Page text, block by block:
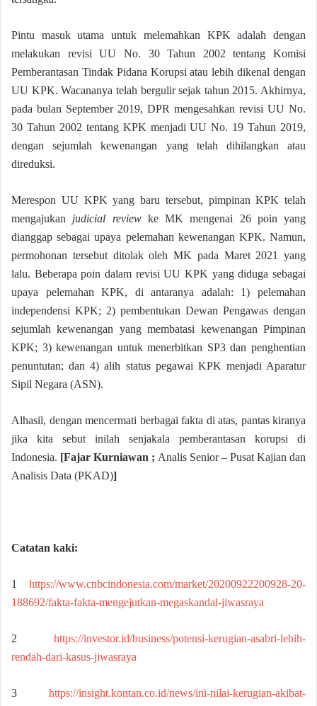
Pintu masuk utama untuk melemahkan KPK adalah dengan
melakukan revisi UU No. 30 Tahun 2002 tentang Komisi
Pemberantasan Tindak Pidana Korupsi atau lebih dikenal dengan
UU KPK. Wacananya telah bergulir sejak tahun 2015. Akhirnya,
pada bulan September 2019, DPR mengesahkan revisi UU No.
30 Tahun 2002 tentang KPK menjadi UU No. 19 Tahun 2019,
dengan sejumlah kewenangan yang telah dihilangkan atau
direduksi.
Merespon UU KPK yang baru tersebut, pimpinan KPK telah
mengajukan judicial reviewke MK mengenai 26 poin yang
dianggap sebagai upaya pelemahan kewenangan KPK. Namun,
permohonan tersebut ditolak oleh MK pada Maret 2021 yang
lalu. Beberapa poin dalam revisi UU KPK yang diduga sebagai
upaya pelemahan KPK, di antaranya adalah: 1) pelemahan
independensi KPK; 2) pembentukan Dewan Pengawas dengan
sejumlah kewenangan yang membatasi kewenangan Pimpinan
KPK; 3) kewenangan untuk menerbitkan SP3 dan penghentian
penuntutan; dan 4) alih status pegawai KPK menjadi Aparatur
Sipil Negara (ASN).
Alhasil, dengan mencermati berbagai fakta di atas, pantas kiranya
jika kita sebut inilah senjakala pemberantasan korupsi di
Indonesia. [Fajar Kurniawan ; Analis Senior – Pusat Kajian dan
Analisis Data (PKAD)]
Catatan kaki:
1 https://www.cnbcindonesia.com/market/20200922200928-20-
188692/fakta-fakta-mengejutkan-megaskandal-jiwasraya
2 https://investor.id/business/potensi-kerugian-asabri-lebih-
rendah-dari-kasus-jiwasraya
3 https://insight.kontan.co.id/news/ini-nilai-kerugian-akibat-